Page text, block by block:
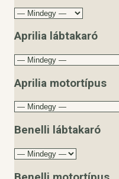
Aprilia lábtakaró
Aprilia motortípus
Benelli lábtakaró